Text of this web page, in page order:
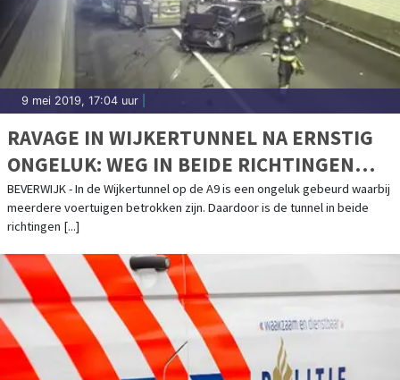
9 mei 2019, 17:04 uur
RAVAGE IN WIJKERTUNNEL NA ERNSTIG
ONGELUK: WEG IN BEIDE RICHTINGEN
DICHT
BEVERWIJK - In de Wijkertunnel op de A9 is een ongeluk gebeurd waarbij
meerdere voertuigen betrokken zijn. Daardoor is de tunnel in beide
richtingen [...]